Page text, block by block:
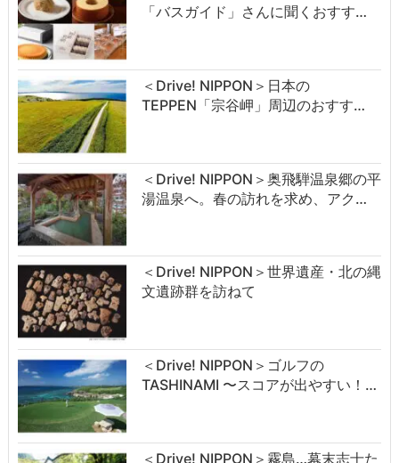
「バスガイド」さんに聞くおすす…
＜Drive! NIPPON＞日本の
TEPPEN「宗谷岬」周辺のおすす…
＜Drive! NIPPON＞奥飛騨温泉郷の平
湯温泉へ。春の訪れを求め、アク…
＜Drive! NIPPON＞世界遺産・北の縄
文遺跡群を訪ねて
＜Drive! NIPPON＞ゴルフの
TASHINAMI 〜スコアが出やすい！…
＜Drive! NIPPON＞霧島…幕末志士た